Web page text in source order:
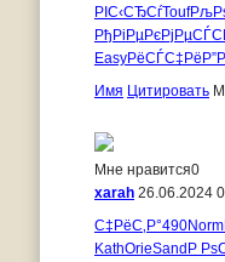
РІС‹СЂСѓTouf
РђРіРµРє
EasyРёСЃС‡Рё
Имя Цитировать
Мне нравится0
xarah 26.06.2024
С‡РёС‚Р°490Norm
KathOrieSand Р